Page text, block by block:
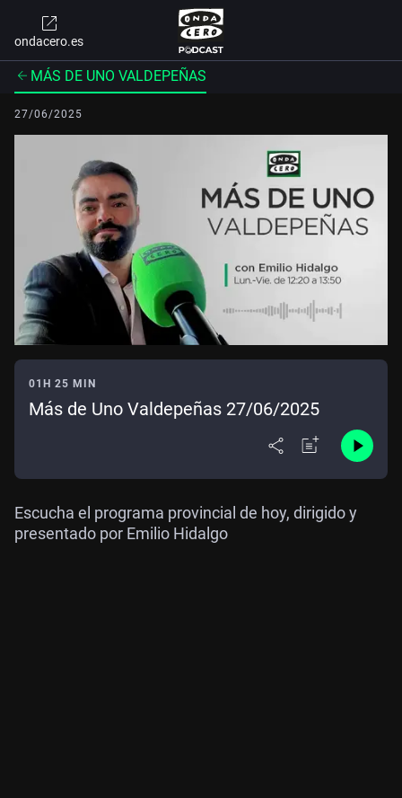
ondacero.es
MÁS DE UNO VALDEPEÑAS
27/06/2025
01H 25 MIN
Más de Uno Valdepeñas 27/06/2025
Escucha el programa provincial de hoy, dirigido y
presentado por Emilio Hidalgo